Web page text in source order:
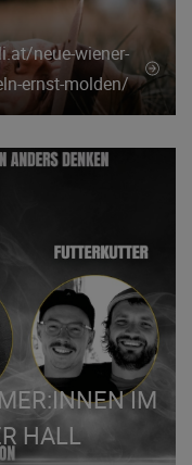
neue-wiener-
ernst-molden/
IM
HALL